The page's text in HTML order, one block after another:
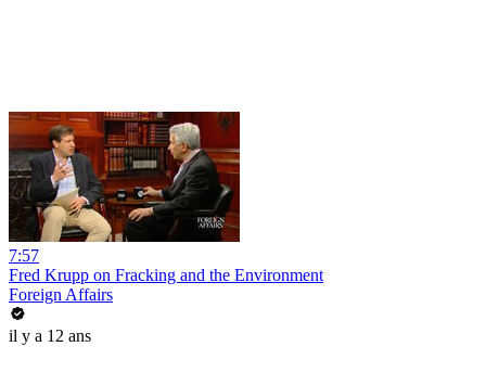
7:57
Fred Krupp on Fracking and the Environment
Foreign Affairs
il y a 12 ans